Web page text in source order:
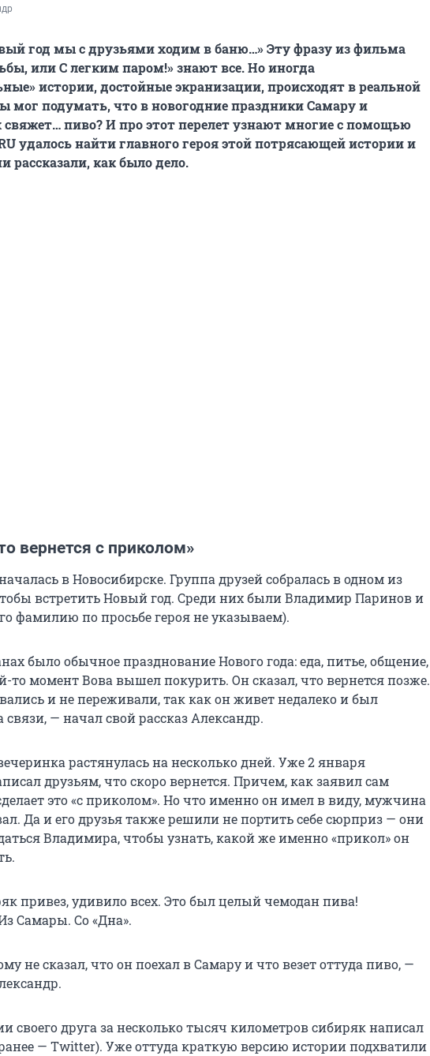
год мы с друзьями ходим в баню…» Эту фразу из фильма
или С легким паром!» знают все. Но иногда
истории, достойные экранизации, происходят в реальной
мог подумать, что в новогодние праздники Самару и
свяжет… пиво? И про этот перелет узнают многие с помощью
удалось найти главного героя этой потрясающей истории и
рассказали, как было дело.
вернется с приколом»
в Новосибирске. Группа друзей собралась в одном из
встретить Новый год. Среди них были Владимир Паринов и
фамилию по просьбе героя не указываем).
было обычное празднование Нового года: еда, питье, общение,
то момент Вова вышел покурить. Он сказал, что вернется позже.
и не переживали, так как он живет недалеко и был
связи, — начал свой рассказ Александр.
растянулась на несколько дней. Уже 2 января
друзьям, что скоро вернется. Причем, как заявил сам
это «с приколом». Но что именно он имел в виду, мужчина
Да и его друзья также решили не портить себе сюрприз — они
Владимира, чтобы узнать, какой же именно «прикол» он
привез, удивило всех. Это был целый чемодан пива!
Самары. Со «Дна».
не сказал, что он поехал в Самару и что везет оттуда пиво, —
своего друга за несколько тысяч километров сибиряк написал
— Twitter). Уже оттуда краткую версию истории подхватили